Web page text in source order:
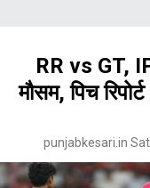
RR vs GT,
मौसम, पिच
punjabkesari.in